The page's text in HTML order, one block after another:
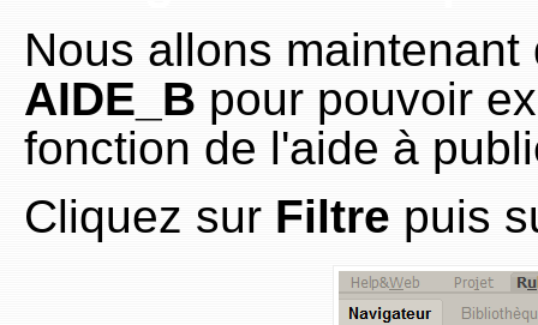
Nous allons
AIDE_B pour pouvoir
fonction de l'aide à
Cliquez sur Filtre puis